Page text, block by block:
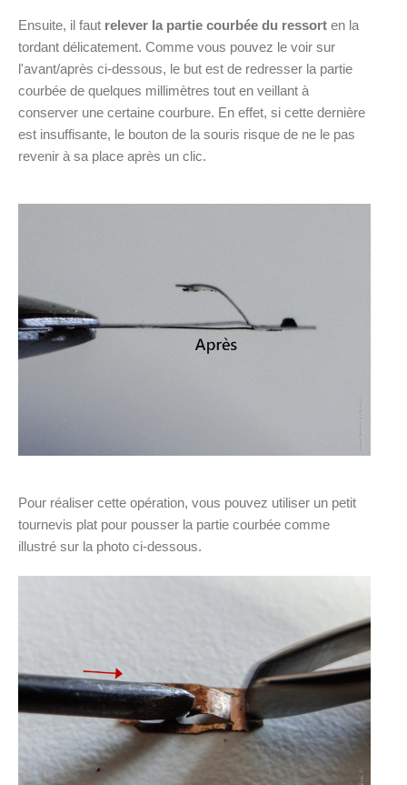
Ensuite, il faut relever la partie courbée du ressort en la
tordant délicatement. Comme vous pouvez le voir sur
l'avant/après ci-dessous, le but est de redresser la partie
courbée de quelques millimètres tout en veillant à
conserver une certaine courbure. En effet, si cette dernière
est insuffisante, le bouton de la souris risque de ne le pas
revenir à sa place après un clic.
Pour réaliser cette opération, vous pouvez utiliser un petit
tournevis plat pour pousser la partie courbée comme
illustré sur la photo ci-dessous.